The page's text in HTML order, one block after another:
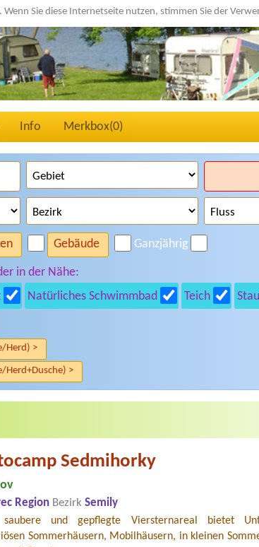
Wenn Sie diese Internetseite nutzen, stimmen Sie der
Info Merkbox(0)
Gebäude Ganzjährig
in der Nähe:
Natürliches Schwimmbad Teich
Herd) >
>
Sedmihorky
Region Bezirk Semily
saubere und gepflegte Viersternareal bietet
Sommerhäusern, Mobilhäusern, in kleinen